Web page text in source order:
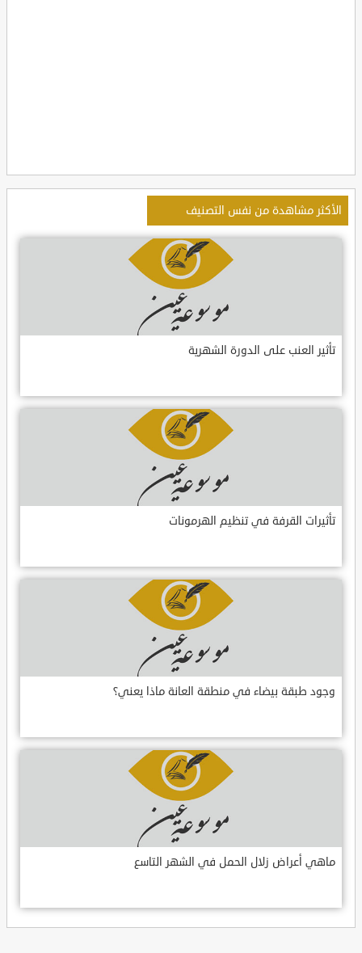
الأكثر مشاهدة من نفس التصنيف
تأثير العنب على الدورة الشهرية
تأثيرات القرفة في تنظيم الهرمونات
وجود طبقة بيضاء في منطقة العانة ماذا يعني؟
ماهي أعراض زلال الحمل في الشهر التاسع